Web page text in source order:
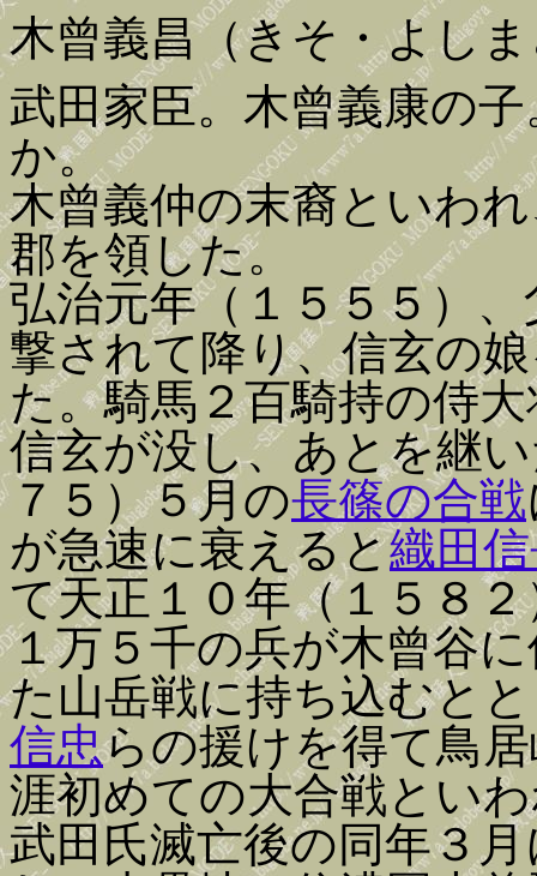
木曾義昌（きそ・よし
武田家臣。木曾義康の
か。
木曾義仲の末裔といわ
郡を領した。
弘治元年（１５５５）
撃されて降り、信玄の
た。騎馬２百騎持の侍
信玄が没し、あとを継
７５）５月の長篠の合戦
が急速に衰えると織田
て天正１０年（１５８
１万５千の兵が木曾谷
た山岳戦に持ち込むと
信忠らの援けを得て鳥
涯初めての大合戦とい
武田氏滅亡後の同年３